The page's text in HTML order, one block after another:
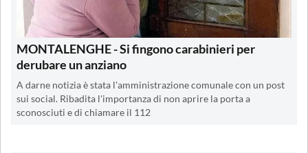
MONTALENGHE - Si fingono carabinieri per
derubare un anziano
A darne notizia è stata l'amministrazione comunale con un post
sui social. Ribadita l'importanza di non aprire la porta a
sconosciuti e di chiamare il 112